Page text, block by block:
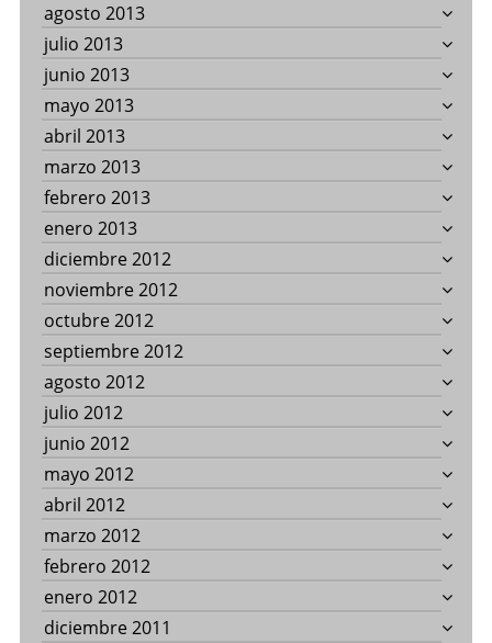
agosto 2013
julio 2013
junio 2013
mayo 2013
abril 2013
marzo 2013
febrero 2013
enero 2013
diciembre 2012
noviembre 2012
octubre 2012
septiembre 2012
agosto 2012
julio 2012
junio 2012
mayo 2012
abril 2012
marzo 2012
febrero 2012
enero 2012
diciembre 2011